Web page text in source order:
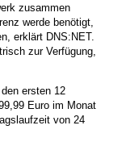
zusammen
werde benötigt,
erklärt DNS:NET.
zur Verfügung,
ersten 12
Euro im Monat
von 24